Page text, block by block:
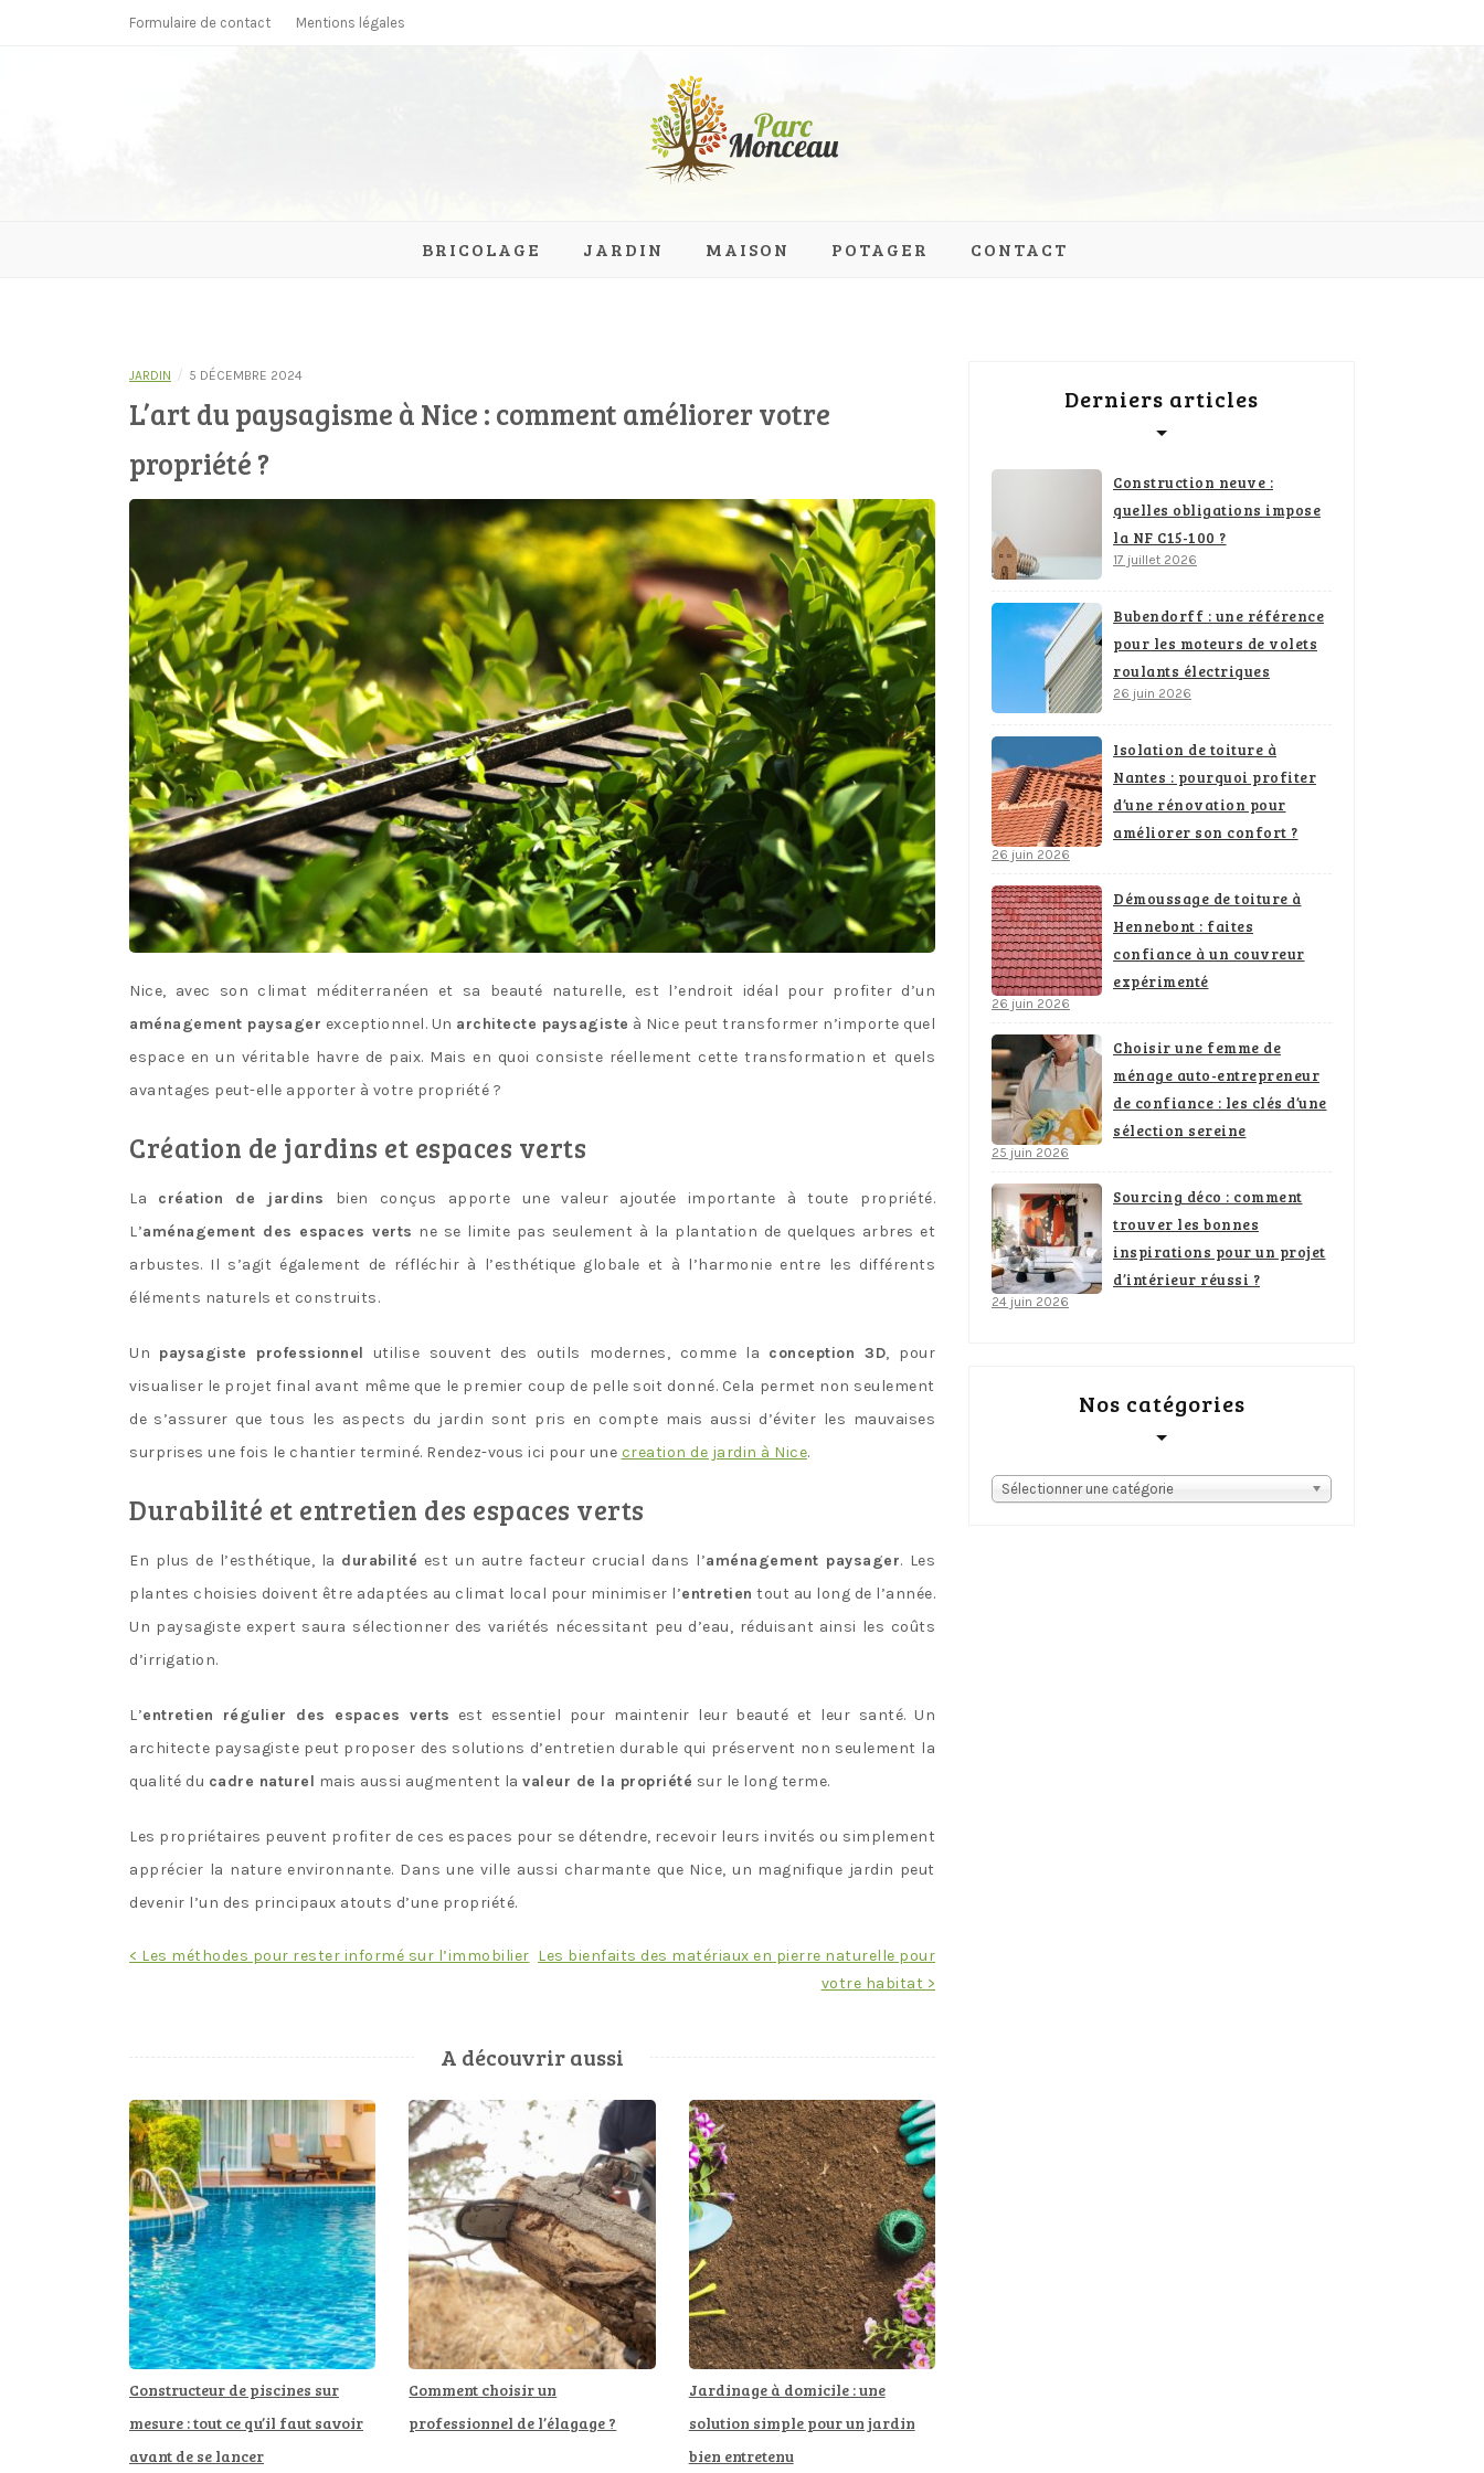
Formulaire de contact Mentions légales
parcmonceau.org
BRICOLAGE JARDIN MAISON POTAGER CONTACT
JARDIN / 5 DÉCEMBRE 2024
L’art du paysagisme à Nice : comment améliorer votre
propriété ?
Nice, avec son climat méditerranéen et sa beauté naturelle, est l’endroit idéal pour profiter d’un
aménagement paysager exceptionnel. Un architecte paysagiste à Nice peut transformer n’importe quel
espace en un véritable havre de paix. Mais en quoi consiste réellement cette transformation et quels
avantages peut-elle apporter à votre propriété ?
Création de jardins et espaces verts
La création de jardins
bien conçus apporte une valeur ajoutée importante à toute propriété.
L’aménagement des espaces verts ne se limite pas seulement à la plantation de quelques arbres et
arbustes. Il s’agit également de réfléchir à l’esthétique globale et à l’harmonie entre les différents
éléments naturels et construits.
Un paysagiste professionnel utilise souvent des outils modernes, comme la conception 3D, pour
visualiser le projet final avant même que le premier coup de pelle soit donné. Cela permet non seulement
de s’assurer que tous les aspects du jardin sont pris en compte mais aussi d’éviter les mauvaises
surprises une fois le chantier terminé. Rendez-vous ici pour une creation de jardin à Nice.
Durabilité et entretien des espaces verts
En plus de l’esthétique, la durabilité est un autre facteur crucial dans l’aménagement paysager. Les
plantes choisies doivent être adaptées au climat local pour minimiser l’entretien tout au long de l’année.
Un paysagiste expert saura sélectionner des variétés nécessitant peu d’eau, réduisant ainsi les coûts
d’irrigation.
L’entretien régulier des espaces verts est essentiel pour maintenir leur beauté et leur santé. Un
architecte paysagiste peut proposer des solutions d’entretien durable qui préservent non seulement la
qualité du cadre naturel mais aussi augmentent la valeur de la propriété sur le long terme.
Les propriétaires peuvent profiter de ces espaces pour se détendre, recevoir leurs invités ou simplement
apprécier la nature environnante. Dans une ville aussi charmante que Nice, un magnifique jardin peut
devenir l’un des principaux atouts d’une propriété.
Navigation
< Les méthodes pour rester informé sur l’immobilier Les bienfaits des matériaux en pierre naturelle pour
votre habitat >
A découvrir aussi
Constructeur de piscines sur
mesure : tout ce qu’il faut savoir
avant de se lancer
Comment choisir un
professionnel de l’élagage ?
Jardinage à domicile : une
solution simple pour un jardin
bien entretenu
Derniers articles
Construction neuve :
quelles obligations impose
la NF C15-100 ?
17 juillet 2026
Bubendorff : une référence
pour les moteurs de volets
roulants électriques
26 juin 2026
Isolation de toiture à
Nantes : pourquoi profiter
d’une rénovation pour
améliorer son confort ?
26 juin 2026
Démoussage de toiture à
Hennebont : faites
confiance à un couvreur
expérimenté
26 juin 2026
Choisir une femme de
ménage auto-entrepreneur
de confiance : les clés d’une
sélection sereine
25 juin 2026
Sourcing déco : comment
trouver les bonnes
inspirations pour un projet
d’intérieur réussi ?
24 juin 2026
Nos catégories
Sélectionner une catégorie